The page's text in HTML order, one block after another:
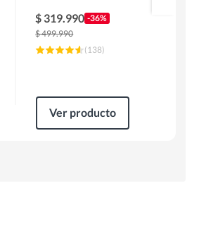
1 Motor FF60IN +
Horno EPC4NIG
$ 319.990 -36%
$499.990
(138)
Ver producto